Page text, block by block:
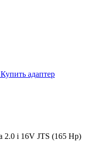
Купить адаптер
2.0 i 16V JTS (165 Hp)